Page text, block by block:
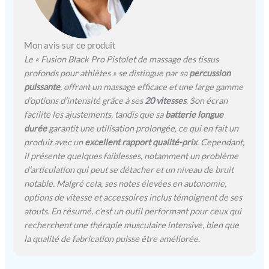
silencieux sans brosse –
qui ont utilisé les anciens
pistolets de massage à
percussion bruyants disent
que la Fusion Black est une
nouvelle expérience ; le
moteur japonais sans
balais de pointe vous offre
jusqu'à 3300 percussions
par minute qui est
dB) pour éviter le «
marteau perforateur. Bruit
commun sur bon marché.
pistolets de massage
musculaire et profitez d'un
Mon avis sur ce produit
Le « Fusion Black Pro Pistolet de massage des tissus
profonds pour athlètes » se distingue par sapercussion
puissante, offrant un massage efficace et une large gamme
d’options d’intensité grâce à ses20 vitesses. Son écran
facilite les ajustements, tandis que sabatterie longue
duréegarantit une utilisation prolongée, ce qui en fait un
produit avec unexcellent rapport qualité-prix. Cependant,
il présente quelques faiblesses, notamment un problème
d’articulation qui peut se détacher et un niveau de bruit
notable. Malgré cela, ses notes élevées en autonomie,
options de vitesse et accessoires inclus témoignent de ses
atouts. En résumé, c’est un outil performant pour ceux qui
recherchent une thérapie musculaire intensive, bien que
la qualité de fabrication puisse être améliorée.